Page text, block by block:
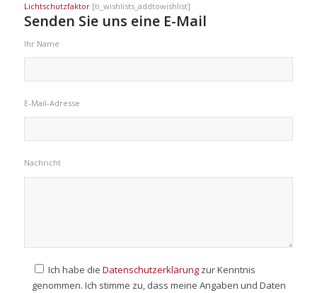
Lichtschutzfaktor[ti_wishlists_addtowishlist]
Senden Sie uns eine E-Mail
Ihr Name
E-Mail-Adresse
Nachricht
Ich habe die Datenschutzerklärungzur Kenntnis
genommen. Ich stimme zu, dass meine Angaben und Daten